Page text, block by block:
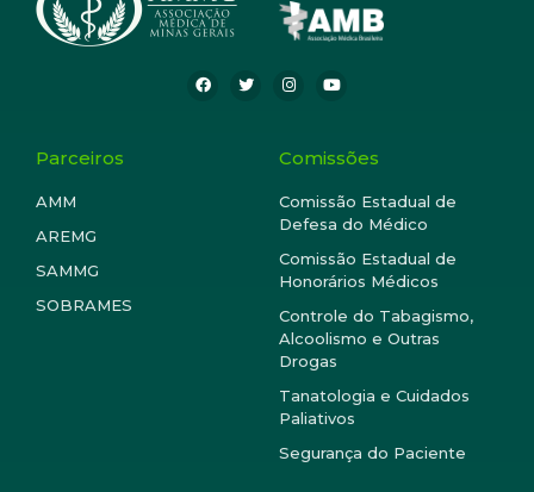
Parceiros
AMM
AREMG
SAMMG
SOBRAMES
Comissões
Comissão Estadual de
Defesa do Médico
Comissão Estadual de
Honorários Médicos
Controle do Tabagismo,
Alcoolismo e Outras
Drogas
Tanatologia e Cuidados
Paliativos
Segurança do Paciente